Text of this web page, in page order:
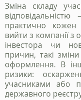
Зміна складу
практично кожен
вийти з компанії
інвестора чи
причин, такі
оформлення. В
ризики:
учасниками або
державного